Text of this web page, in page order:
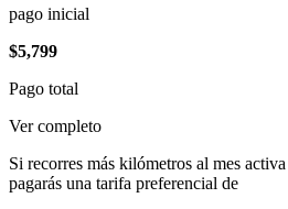
pago inicial
$5,799
Pago total
Ver completo
Si recorres más kilómetros al mes
pagarás una tarifa preferencial de